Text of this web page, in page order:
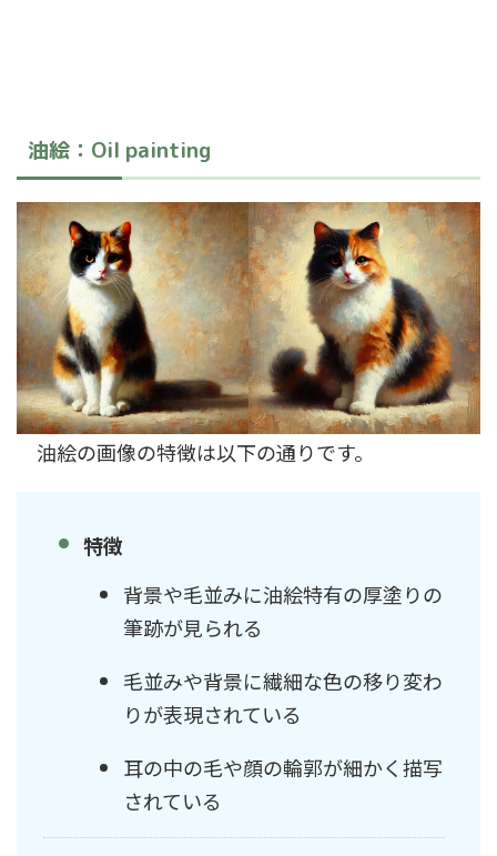
油絵：Oil painting
油絵の画像の特徴は以下の通りです。
特徴
背景や毛並みに油絵特有の厚塗りの
筆跡が見られる
毛並みや背景に繊細な色の移り変わ
りが表現されている
耳の中の毛や顔の輪郭が細かく描写
されている